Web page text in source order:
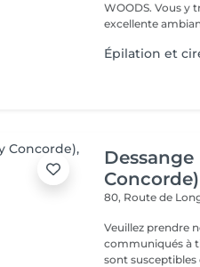
WOODS. Vous y trouvez un service soigné et professionnel dans une
excellente
Épilation et
Concorde)
80, Route de
Veuillez prendre
communiqués à
sont susceptibles